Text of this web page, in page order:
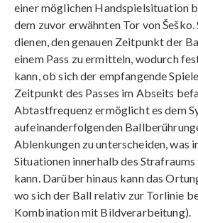
einer möglichen Handspielsituation
dem zuvor erwähnten Tor von Šeško.
dienen, den genauen Zeitpunkt der
einem Pass zu ermitteln, wodurch
kann, ob sich der empfangende
Zeitpunkt des Passes im Abseits
Abtastfrequenz ermöglicht es dem
aufeinanderfolgenden
Ablenkungen zu unterscheiden, was
Situationen innerhalb des
kann. Darüber hinaus kann das
wo sich der Ball relativ zur Torlinie
Kombination mit Bildverarbeitung).